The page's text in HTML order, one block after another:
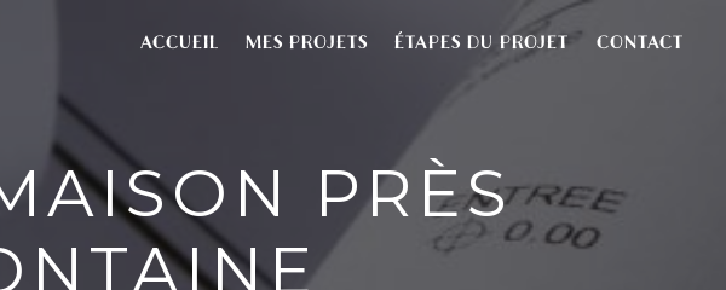
ACCUEIL MES PROJETS ÉTAPES DU PROJET CONTACT
PRÈS